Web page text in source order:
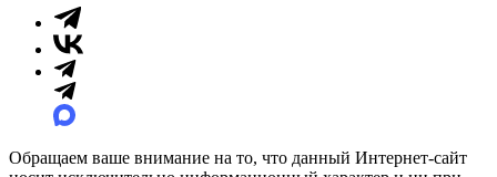
Обращаем ваше внимание на то, что данный Интернет-сайт